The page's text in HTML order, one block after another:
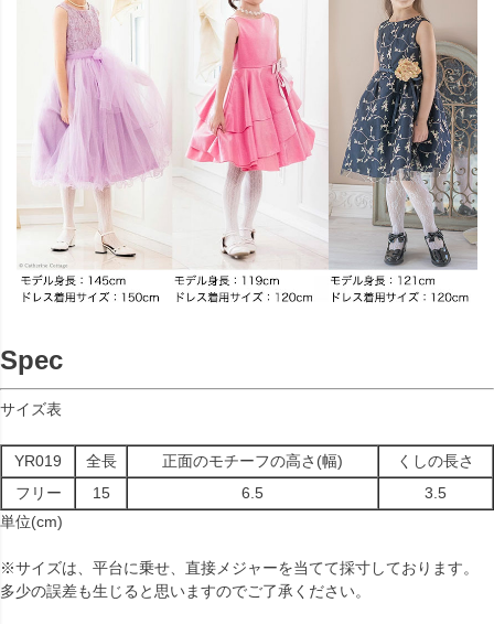
Spec
サイズ表
YR019 全長 正面のモチーフの高さ(幅)
くしの長さ
フリー
15 6.5
3.5
単位(cm)
※サイズは、平台に乗せ、直接メジャーを当てて採寸しております。
多少の誤差も生じると思いますのでご了承ください。